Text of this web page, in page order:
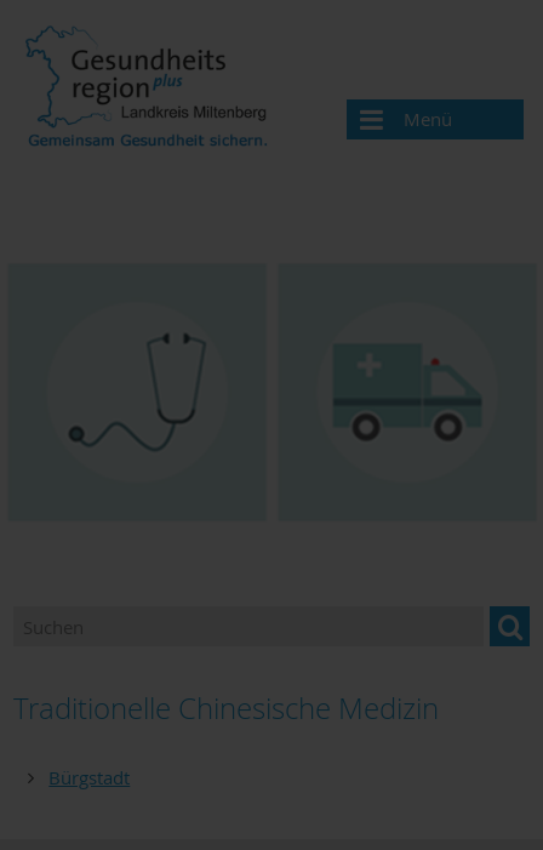
Menü
Gesundheitswegweiser
Ärzte und Therapeuten
Hilfe in Notfällen
Traditionelle Chinesische Medizin
Bürgstadt